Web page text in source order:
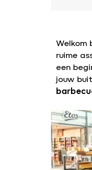
Welkom
ruime
een
jouw